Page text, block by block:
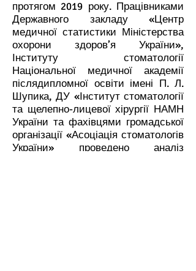
протягом 2019 року. Працівниками
Державного закладу «Центр
медичної статистики Міністерства
охорони здоров’я України»,
Інституту стоматології
Національної медичної академії
післядипломної освіти імені П. Л.
Шупика, ДУ «Інститут стоматології
та щелепно-лицевої хірургії НАМН
України та фахівцями громадської
організації «Асоціація стоматологів
України» проведено аналіз